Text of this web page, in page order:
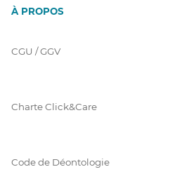
À PROPOS
CGU / GGV
Charte Click&Care
Code de Déontologie